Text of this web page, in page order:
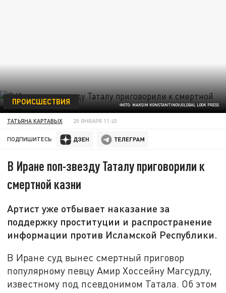
ФОТО: MAKSIM KONSTANTINOV/GLOBAL LOOK PRESS
ПРОИСШЕСТВИЯ
ТАТЬЯНА КАРТАВЫХ 20 ЯНВАРЯ 11:45
ПОДПИШИТЕСЬ:
В Иране поп-звезду Таталу приговорили к
смертной казни
Артист уже отбывает наказание за
поддержку проституции и распространение
информации против Исламской Республики.
В Иране суд вынес смертный приговор
популярному певцу Амир Хоссейну Магсудлу,
известному под псевдонимом Татала. Об этом